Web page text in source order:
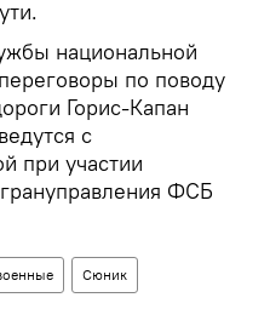
национальной
по поводу
Горис-Капан
с
при участии
ФСБ
Сюник